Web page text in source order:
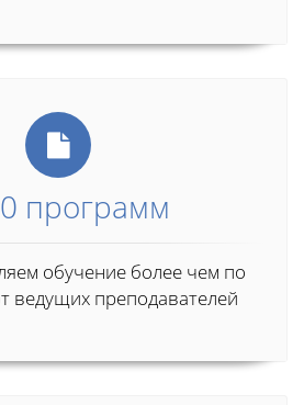
программ
обучение более чем по
ведущих преподавателей